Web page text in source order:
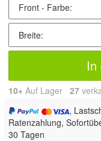
In
10+ Auf Lager 27
,
Ratenzahlung,
30 Tagen